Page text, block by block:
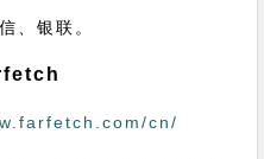
、银联。
cn/